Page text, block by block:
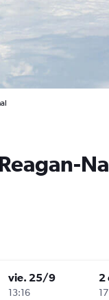
vie. 25/9
13:16
2